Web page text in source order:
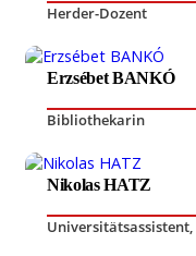
Herder-Dozent
Erzsébet BANKÓ
Bibliothekarin
Nikolas HATZ
Universitätsassistent,